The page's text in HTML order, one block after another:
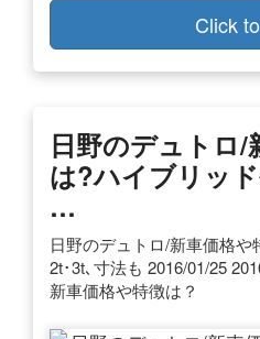
Click
日野のデュトロ/
は?ハイブリッ
…
日野のデュトロ/新車価格
2t･3t､寸法も 2016/01/25
新車価格や特徴は？